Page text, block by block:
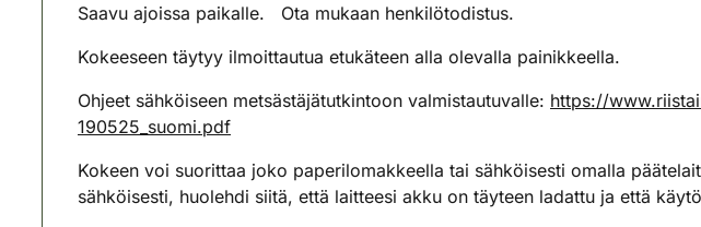
Saavu ajoissa paikalle. Ota mukaan henkilötodistus.
Kokeeseen täytyy ilmoittautua etukäteen alla olevalla painikkeella.
Ohjeet sähköiseen metsästäjätutkintoon valmistautuvalle: https://
190525_suomi.pdf
Kokeen voi suorittaa joko paperilomakkeella tai sähköisesti omalla
sähköisesti, huolehdi siitä, että laitteesi akku on täyteen ladattu ja että